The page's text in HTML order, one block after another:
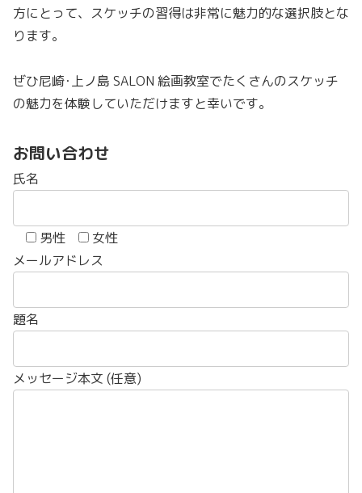
方にとって、スケッチの習得は非常に魅力的な選択肢とな
ります。
ぜひ尼崎･上ノ島 SALON 絵画教室でたくさんのスケッチ
の魅力を体験していただけますと幸いです。
お問い合わせ
氏名
男性
女性
メールアドレス
題名
メッセージ本文 (任意)